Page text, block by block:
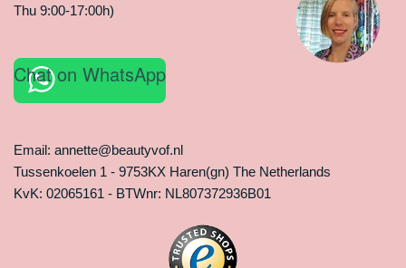
Thu 9:00-17:00h)
Chat on WhatsApp
Email: annette@beautyvof.nl
Tussenkoelen 1 - 9753KX Haren(gn) The Netherlands
KvK: 02065161 - BTWnr: NL807372936B01